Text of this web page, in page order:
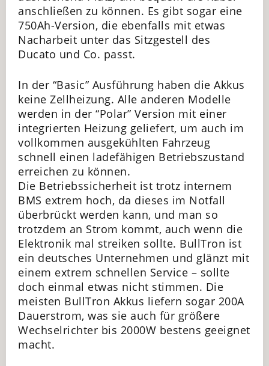
anschließen zu können. Es gibt sogar eine
750Ah-Version, die ebenfalls mit etwas
Nacharbeit unter das Sitzgestell des
Ducato und Co. passt.
In der “Basic” Ausführung haben die Akkus
keine Zellheizung. Alle anderen Modelle
werden in der “Polar” Version mit einer
integrierten Heizung geliefert, um auch im
vollkommen ausgekühlten Fahrzeug
schnell einen ladefähigen Betriebszustand
erreichen zu können.
Die Betriebssicherheit ist trotz internem
BMS extrem hoch, da dieses im Notfall
überbrückt werden kann, und man so
trotzdem an Strom kommt, auch wenn die
Elektronik mal streiken sollte. BullTron ist
ein deutsches Unternehmen und glänzt mit
einem extrem schnellen Service – sollte
doch einmal etwas nicht stimmen. Die
meisten BullTron Akkus liefern sogar 200A
Dauerstrom, was sie auch für größere
Wechselrichter bis 2000W bestens geeignet
macht.